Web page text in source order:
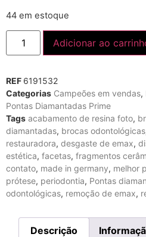
44 em estoque
Adicionar ao
REF 6191532
Categorias Campeões em vendas,
Pontas Diamantadas Prime
Tags acabamento de resina foto,
diamantadas, brocas odontológicas
restauradora, desgaste de emax,
estética, facetas, fragmentos
contato, made in germany, melhor
prótese, periodontia, Pontas
odontológicas, remoção de emax,
Descrição